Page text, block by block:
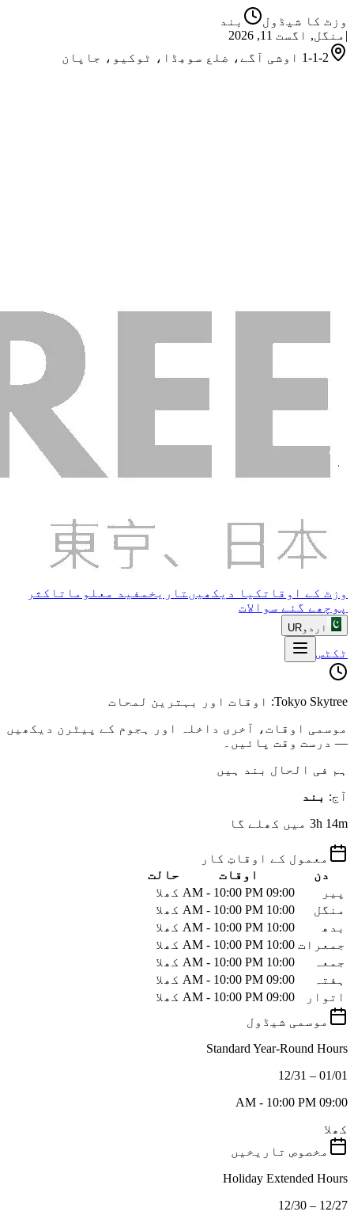
وزٹ کا شیڈول
بند
| منگل, اگست 11, 2026
1-1-2 اوشی آگے، ضلع سومِڈا، ٹوکیو، جاپان
وزٹ کے اوقات کیا دیکھیں تاریخ مفید معلومات اکثر
پوچھے گئے سوالات
اردو UR
ٹکٹس
Tokyo Skytree: اوقات اور بہترین لمحات
موسمی اوقات، آخری داخلہ اور ہجوم کے پیٹرن دیکھیں
— درست وقت پائیں۔
ہم فی الحال بند ہیں
آج: بند
3h 14m میں کھلے گا
معمول کے اوقاتِ کار
دن
اوقات
حالت
پیر
09:00 AM - 10:00 PM
کھلا
منگل
10:00 AM - 10:00 PM
کھلا
بدھ
10:00 AM - 10:00 PM
کھلا
جمعرات 10:00 AM - 10:00 PM
کھلا
جمعہ
10:00 AM - 10:00 PM
کھلا
ہفتہ
09:00 AM - 10:00 PM
کھلا
اتوار
09:00 AM - 10:00 PM
کھلا
موسمی شیڈول
Standard Year-Round Hours
01/01 – 12/31
09:00 AM - 10:00 PM
کھلا
مخصوص تاریخیں
Holiday Extended Hours
12/27 – 12/30